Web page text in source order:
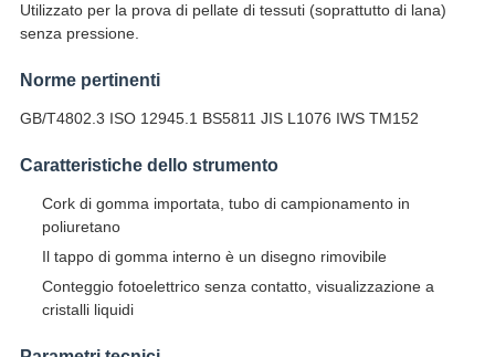
Utilizzato per la prova di pellate di tessuti (soprattutto di lana)
senza pressione.
Norme pertinenti
GB/T4802.3 ISO 12945.1 BS5811 JIS L1076 IWS TM152
Caratteristiche dello strumento
Cork di gomma importata, tubo di campionamento in
poliuretano
Il tappo di gomma interno è un disegno rimovibile
Conteggio fotoelettrico senza contatto, visualizzazione a
cristalli liquidi